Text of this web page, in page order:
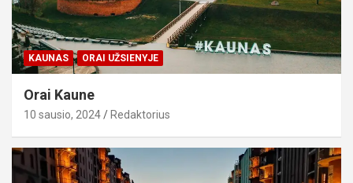
KAUNAS ORAI UŽSIENYJE
Orai Kaune
10 sausio, 2024 Redaktorius